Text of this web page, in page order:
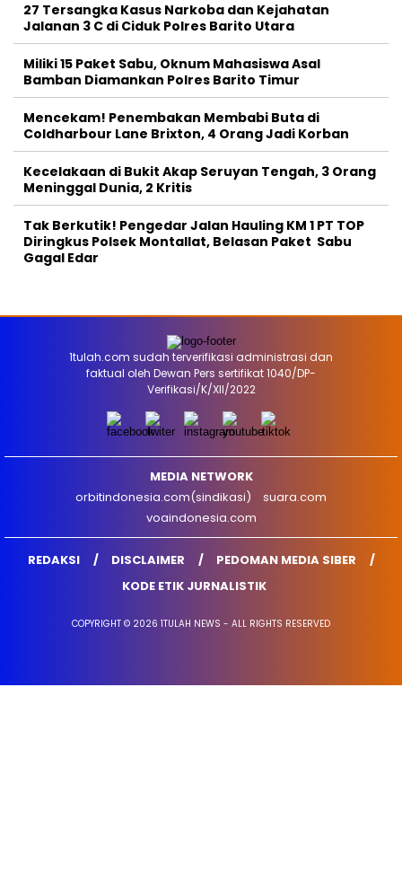
27 Tersangka Kasus Narkoba dan Kejahatan
Jalanan 3 C di Ciduk Polres Barito Utara
Miliki 15 Paket Sabu, Oknum Mahasiswa Asal
Bamban Diamankan Polres Barito Timur
Mencekam! Penembakan Membabi Buta di
Coldharbour Lane Brixton, 4 Orang Jadi Korban
Kecelakaan di Bukit Akap Seruyan Tengah, 3 Orang
Meninggal Dunia, 2 Kritis
Tak Berkutik! Pengedar Jalan Hauling KM 1 PT TOP
Diringkus Polsek Montallat, Belasan Paket Sabu
Gagal Edar
1tulah.com sudah terverifikasi administrasi dan
faktual oleh Dewan Pers sertifikat 1040/DP-
Verifikasi/K/XII/2022
MEDIA NETWORK
orbitindonesia.com(sindikasi)
suara.com
voaindonesia.com
REDAKSI DISCLAIMER
PEDOMAN MEDIA SIBER
KODE ETIK JURNALISTIK
COPYRIGHT © 2026 1TULAH NEWS - ALL RIGHTS RESERVED